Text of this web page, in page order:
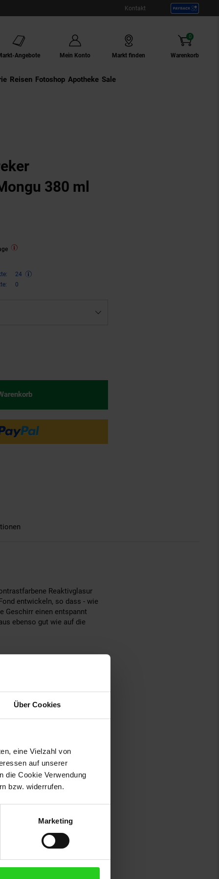
Über Cookies
eine Vielzahl von
auf unserer
die Cookie Verwendung
bzw. widerrufen.
Marketing
Kontakt
Angebote Mein Konto Markt finden Warenkorb
0
Artikel
Externer Link:
Reisen Externer Link:
Fotoshop Externer Link:
Apotheke Sale
380 ml
24
0
Reaktivglasur
entwickeln, so dass - wie
Geschirr einen entspannt
ebenso gut wie auf die
Bad Driburg, Deutschland,